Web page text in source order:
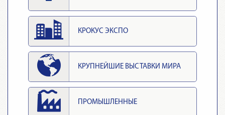
КРОКУС ЭКСПО
КРУПНЕЙШИЕ ВЫСТАВКИ МИРА
ПРОМЫШЛЕННЫЕ